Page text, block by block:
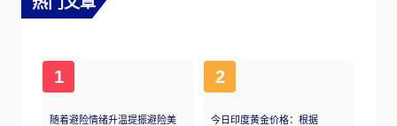
Australian dollar. Actual figures beating
policy.
1
随着避险情绪升温提振避险美
2
今日印度黄金价格：根据